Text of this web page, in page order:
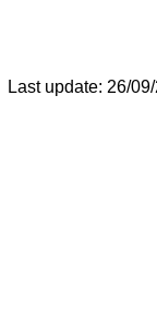
Last update: 26/